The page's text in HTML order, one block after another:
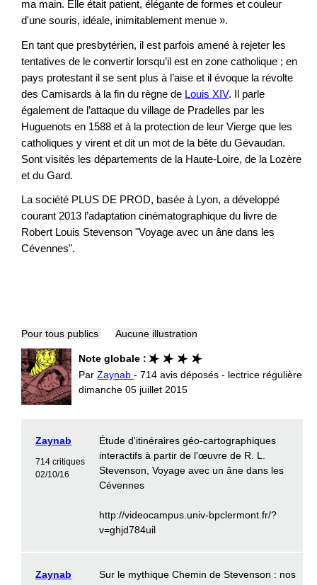
ma main. Elle était patient, élégante de formes et couleur
d'une souris, idéale, inimitablement menue ».
En tant que presbytérien, il est parfois amené à rejeter les
tentatives de le convertir lorsqu’il est en zone catholique ; en
pays protestant il se sent plus à l’aise et il évoque la révolte
des Camisards à la fin du règne de Louis XIV. Il parle
également de l’attaque du village de Pradelles par les
Huguenots en 1588 et à la protection de leur Vierge que les
catholiques y virent et dit un mot de la bête du Gévaudan.
Sont visités les départements de la Haute-Loire, de la Lozère
et du Gard.
La société PLUS DE PROD, basée à Lyon, a développé
courant 2013 l’adaptation cinématographique du livre de
Robert Louis Stevenson "Voyage avec un âne dans les
Cévennes".
Pour tous publics Aucune illustration
Note globale :
ParZaynab- 714 avis déposés - lectrice régulière
dimanche 05 juillet 2015
Zaynab
714 critiques
02/10/16
Étude d'itinéraires géo-cartographiques
interactifs à partir de l'œuvre de R. L.
Stevenson, Voyage avec un âne dans les
Cévennes
http://videocampus.univ-bpclermont.fr/?
v=ghjd784uil
Zaynab
Sur le mythique Chemin de Stevenson : nos